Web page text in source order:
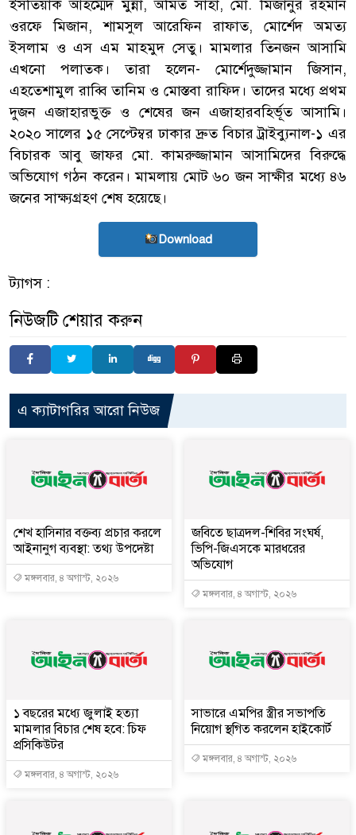
ইসতিয়াক আহম্মেদ মুন্না, অমিত সাহা, মো. মিজানুর রহমান
ওরফে মিজান, শামসুল আরেফিন রাফাত, মোর্শেদ অমত্য
ইসলাম ও এস এম মাহমুদ সেতু। মামলার তিনজন আসামি
এখনো পলাতক। তারা হলেন- মোর্শেদুজ্জামান জিসান,
এহতেশামুল রাব্বি তানিম ও মোস্তবা রাফিদ। তাদের মধ্যে প্রথম
দুজন এজাহারভুক্ত ও শেষের জন এজাহারবহির্ভূত আসামি।
২০২০ সালের ১৫ সেপ্টেম্বর ঢাকার দ্রুত বিচার ট্রাইব্যুনাল-১ এর
বিচারক আবু জাফর মো. কামরুজ্জামান আসামিদের বিরুদ্ধে
অভিযোগ গঠন করেন। মামলায় মোট ৬০ জন সাক্ষীর মধ্যে ৪৬
জনের সাক্ষ্যগ্রহণ শেষ হয়েছে।
Download
ট্যাগস :
নিউজটি শেয়ার করুন
এ ক্যাটাগরির আরো নিউজ
শেখ হাসিনার বক্তব্য প্রচার করলে
আইনানুগ ব্যবস্থা: তথ্য উপদেষ্টা
মঙ্গলবার, ৪ অগাস্ট, ২০২৬
জবিতে ছাত্রদল-শিবির সংঘর্ষ,
ভিপি-জিএসকে মারধরের
অভিযোগ
মঙ্গলবার, ৪ অগাস্ট, ২০২৬
১ বছরের মধ্যে জুলাই হত্যা
মামলার বিচার শেষ হবে: চিফ
প্রসিকিউটর
মঙ্গলবার, ৪ অগাস্ট, ২০২৬
সাভারে এমপির স্ত্রীর সভাপতি
নিয়োগ স্থগিত করলেন হাইকোর্ট
মঙ্গলবার, ৪ অগাস্ট, ২০২৬